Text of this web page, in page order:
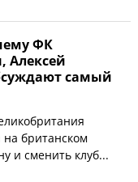
ФК
Алексей
самый
на британском
и сменить клуб...